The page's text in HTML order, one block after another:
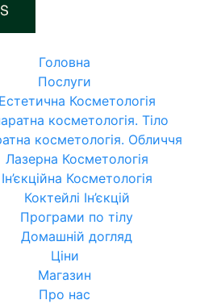
Головна
Послуги
Естетична Косметологія
косметологія. Тіло
косметологія. Обличчя
Лазерна Косметологія
Ін’єкційна Косметологія
Коктейлі Ін’єкцій
Програми по тілу
Домашній догляд
Ціни
Магазин
Про нас